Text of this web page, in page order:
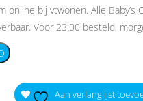
online bij vtwonen. Alle Baby’s
Voor 23:00 besteld,
Aan verlanglijst